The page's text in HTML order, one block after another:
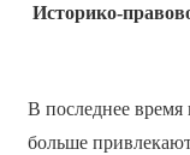
Историко-
В последнее
больше